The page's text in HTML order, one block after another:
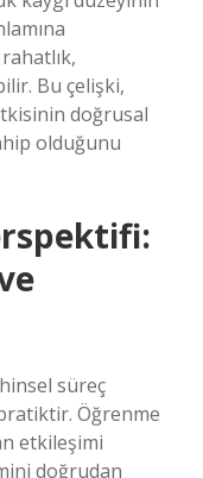
Bu çelişki,
doğrusal
olduğunu
süreç
Öğrenme
etkileşimi
doğrudan